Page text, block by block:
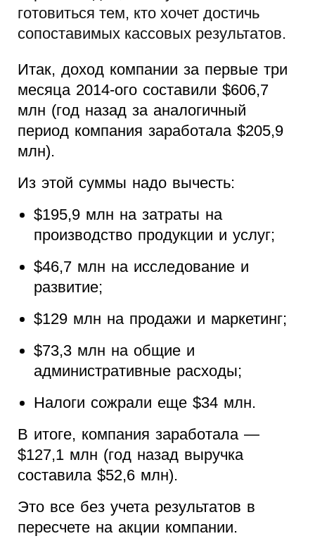
готовиться тем, кто хочет достичь
сопоставимых кассовых результатов.
Итак, доход компании за первые три
месяца 2014-ого составили $606,7
млн (год назад за аналогичный
период компания заработала $205,9
млн).
Из этой суммы надо вычесть:
$195,9 млн на затраты на
производство продукции и услуг;
$46,7 млн на исследование и
развитие;
$129 млн на продажи и маркетинг;
$73,3 млн на общие и
административные расходы;
Налоги сожрали еще $34 млн.
В итоге, компания заработала —
$127,1 млн (год назад выручка
составила $52,6 млн).
Это все без учета результатов в
пересчете на акции компании.